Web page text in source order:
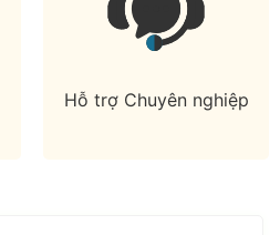
Hỗ trợ Chuyên nghiệp